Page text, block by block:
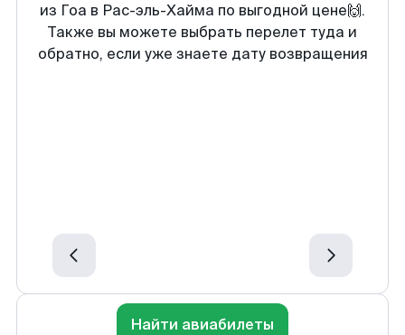
из Гоа в Рас-эль-Хайма по выгодной цене🙌.
Также вы можете выбрать перелет туда и
обратно, если уже знаете дату возвращения
Найти авиабилеты